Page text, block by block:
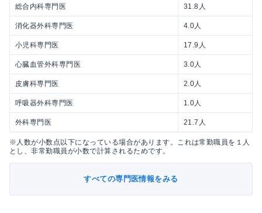
総合内科専門医 31.8人
消化器外科専門医 4.0人
小児科専門医 17.9人
心臓血管外科専門医 3.0人
皮膚科専門医 2.0人
呼吸器外科専門医 1.0人
外科専門医 21.7人
※人数が小数点以下になっている場合があります。これは常勤職員を１人
とし、非常勤職員が小数で計算されるためです。
すべての専門医情報をみる